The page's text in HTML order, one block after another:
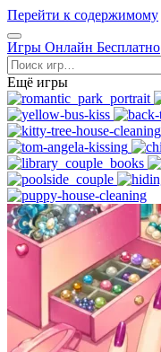
Перейти к содержимому
Открыть
меню
Игры Онлайн Бесплатно
Поиск
Ещё игры